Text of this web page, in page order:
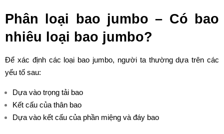
Phân loại bao jumbo – Có bao
nhiêu loại bao jumbo?
Để xác định các loại bao jumbo, người ta thường dựa trên các
yếu tố sau:
Dựa vào trọng tải bao
Kết cấu của thân bao
Dựa vào kết cấu của phần miệng và đáy bao